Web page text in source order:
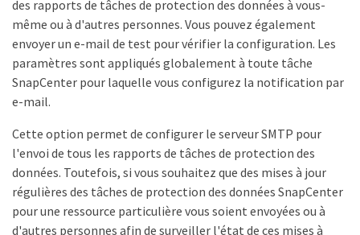
des rapports de tâches de protection des données à vous-
même ou à d'autres personnes. Vous pouvez également
envoyer un e-mail de test pour vérifier la configuration. Les
paramètres sont appliqués globalement à toute tâche
SnapCenter pour laquelle vous configurez la notification par
e-mail.
Cette option permet de configurer le serveur SMTP pour
l'envoi de tous les rapports de tâches de protection des
données. Toutefois, si vous souhaitez que des mises à jour
régulières des tâches de protection des données SnapCenter
pour une ressource particulière vous soient envoyées ou à
d'autres personnes afin de surveiller l'état de ces mises à